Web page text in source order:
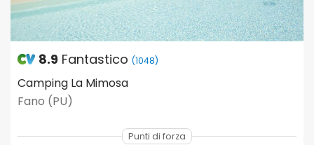
8.9 Fantastico (1048)
Camping La Mimosa
Fano (PU)
Punti di forza